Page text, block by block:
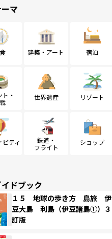
マ
建築・アート 宿泊
ト・
世界遺産 リゾート
ビティ
鉄道・
フライト
ショップ
ドブック
１５ 地球の歩き方 島旅 伊
豆大島 利島（伊豆諸島①）３
訂版